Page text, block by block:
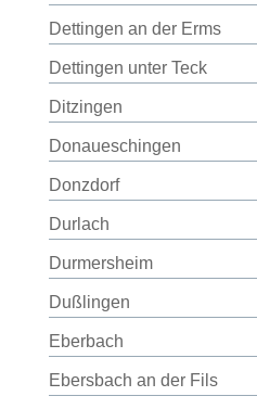
Dettingen an der Erms
Dettingen unter Teck
Ditzingen
Donaueschingen
Donzdorf
Durlach
Durmersheim
Dußlingen
Eberbach
Ebersbach an der Fils